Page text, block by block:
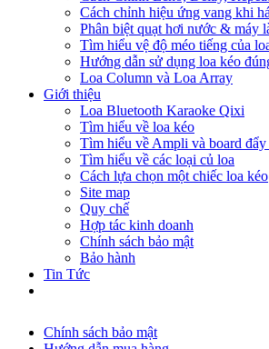
Cách chỉnh hiệu ứng vang khi
Phân biệt quạt hơi nước & máy
Tìm hiểu vệ độ méo tiếng của
Hướng dẫn sử dụng loa kéo
Loa Column và Loa Array
Giới thiệu
Loa Bluetooth Karaoke Qixi
Tìm hiểu về loa kéo
Tìm hiểu về Ampli và board đẩy
Tìm hiểu về các loại củ loa
Cách lựa chọn một chiếc loa kéo
Site map
Quy chế
Hợp tác kinh doanh
Chính sách bảo mật
Bảo hành
Tin Tức
Chính sách bảo mật